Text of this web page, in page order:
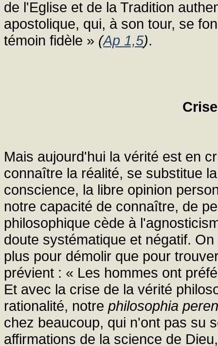
de l'Eglise et de la Tradition
apostolique, qui, à son tour, se
témoin fidèle » (Ap 1,5).
Mais aujourd'hui la vérité est en
connaître la réalité, se substitue
conscience, la libre opinion
notre capacité de connaître, de
philosophique cède à
doute systématique et négatif.
plus pour démolir que pour
prévient : « Les hommes ont
Et avec la crise de la vérité
rationalité, notre philosophia
chez beaucoup, qui n'ont pas su
affirmations de la science de